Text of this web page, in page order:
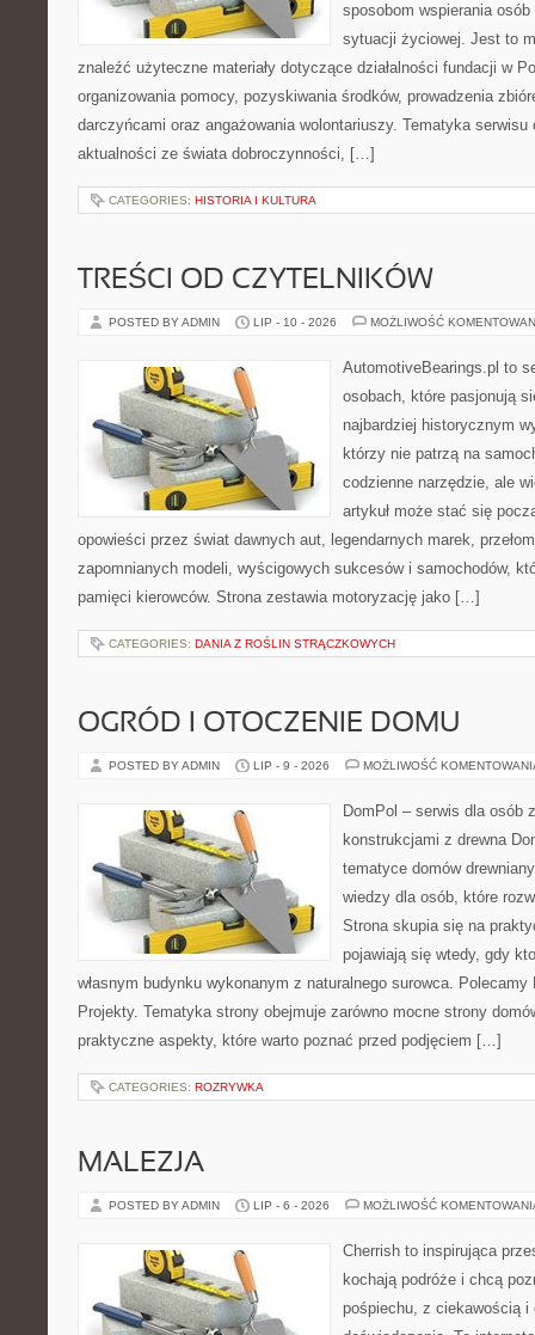
sposobom wspierania
sytuacji życiowej. Jest to
znaleźć użyteczne materiały dotyczące działalności fundacji w
organizowania pomocy, pozyskiwania środków, prowadzenia
darczyńcami oraz angażowania wolontariuszy. Tematyka
aktualności ze świata dobroczynności, […]
CATEGORIES: HISTORIA I KULTURA
TREŚCI OD CZYTELNIKÓW
POSTED BY ADMIN LIP - 10 - 2026 MOŻLIWOŚĆ
AutomotiveBearings.pl to
osobach, które pasjonują
najbardziej historycznym
którzy nie patrzą na
codzienne narzędzie, ale
artykuł może stać się
opowieści przez świat dawnych aut, legendarnych marek,
zapomnianych modeli, wyścigowych sukcesów i samochodów,
pamięci kierowców. Strona zestawia motoryzację jako […]
CATEGORIES: DANIA Z ROŚLIN STRĄCZKOWYCH
OGRÓD I OTOCZENIE DOMU
POSTED BY ADMIN LIP - 9 - 2026 MOŻLIWOŚĆ
DomPol – serwis dla osób
konstrukcjami z drewna
tematyce domów
wiedzy dla osób, które
Strona skupia się na
pojawiają się wtedy, gdy
własnym budynku wykonanym z naturalnego surowca.
Projekty. Tematyka strony obejmuje zarówno mocne strony
praktyczne aspekty, które warto poznać przed podjęciem […]
CATEGORIES: ROZRYWKA
MALEZJA
POSTED BY ADMIN LIP - 6 - 2026 MOŻLIWOŚĆ
Cherrish to inspirująca
kochają podróże i chcą
pośpiechu, z ciekawością i